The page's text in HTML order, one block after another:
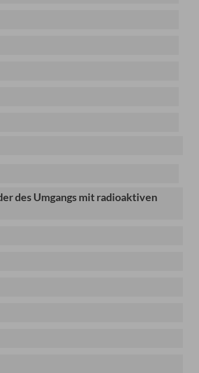
des Umgangs mit radioaktiven